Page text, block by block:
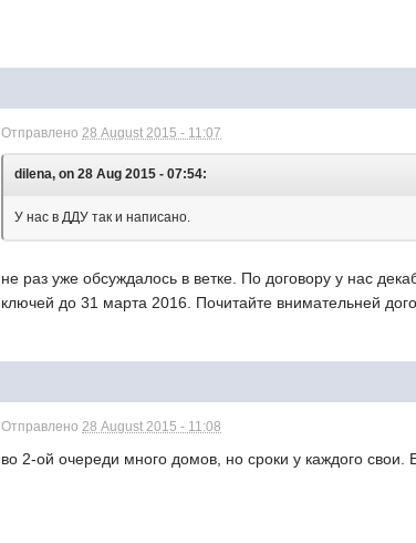
Отправлено28 August 2015 - 11:07
dilena, on 28 Aug 2015 - 07:54:
У нас в ДДУ так и написано.
не раз уже обсуждалось в ветке. По договору у нас
ключей до 31 марта 2016. Почитайте внимательней
Отправлено28 August 2015 - 11:08
во 2-ой очереди много домов, но сроки у каждого